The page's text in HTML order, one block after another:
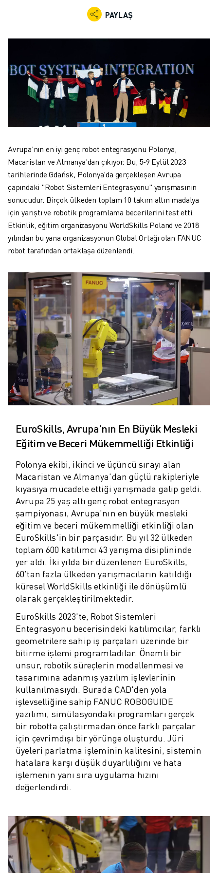
ROBOT YAZILIMI
SIMÜLASYON YAZILIMI
EĞITIM AMAÇLI ROBOTIK ÜRÜNLERI
ROBOT OTOMASYONU
ARC MATE SERISI
M-900 SERISI
DELTA ROBOTLAR
GIDA VE TEMIZ ODA ROBOTLARI
BOYA ROBOTLARI
PALETLEME ROBOTLARI
SCARA ROBOTLARI
KOMPAKT CNC İŞLEME MERKEZLERI
ROBODRILL BULUCU
ROBODRILL DONANIM
ROBODRILL YAZILIMI
ROBODRILL ÖNLEYICI BAKIM
ROBODRILL SÜRDÜRÜLEBILIRLIK
ROBODRILL ROBOT PAKETI
ROBODRILL EĞITIM PAKETI
ELEKTRIKLI PLASTIK ENJEKSIYON MAKINELERI
ROBOSHOT BULUCU
ROBOSHOT ELEKTRIKLI PLASTIK ENJEKSIYON MAKINELERI
ROBOSHOT DONANIM
ROBOSHOT YAZILIM
ROBOSHOT ROBOT PAKETI
ROBOSHOT ÖNLEYICI BAKIM
ROBOSHOT TOPLAM SAHIP OLMA MALIYETI
TEL EROZYON MAKINELERI
ROBOCUT TEL EROZYON MAKINELERI
ROBOCUT DONANIM
ROBOCUT YAZILIMI
ROBOCUT ÖNLEYICI BAKIM
ROBOCUT SÜRDÜRÜLEBILIRLIK
IIOT ÇÖZÜMLERI
AKILLI FABRIKA ÇÖZÜMLERI
ÜRETIM VERIMLILIĞINI ARTIRMAK IÇIN AKILLI FABRIKA ÇÖZÜMLERI
ÜRÜN KAYDI » FANUC PORTAL
VAKA ÇALIŞMALARI
ÇÖZÜMLER
ENDÜSTRILER
TÜM SEKTÖRLER
HAVACILIK
OTOMOTIV
ELEKTRIKLI ARAÇLAR
ELEKTRONIK
YIYECEK VE IÇECEK
MEDIKAL
PLASTIK
DEPOLAMA, LOJISTIK, SEVKIYAT
UYGULAMALAR
TÜM UYGULAMALAR
5 EKSEN IŞLEME
ARK KAYNAĞI
BIRLEŞTIRME
CNC FREZELEME
CNC TORNA
YÜKSEK HIZLI DELME VE KILAVUZ ÇEKME
ENJEKSIYON
MAKINE BESLEME
PAYLAŞ
Avrupa'nın en iyi genç robot entegrasyonu Polonya,
Macaristan ve Almanya'dan çıkıyor. Bu, 5-9 Eylül 2023
tarihlerinde Gdańsk, Polonya'da gerçekleşen Avrupa
çapındaki "Robot Sistemleri Entegrasyonu" yarışmasının
sonucudur. Birçok ülkeden toplam 10 takım altın madalya
için yarıştı ve robotik programlama becerilerini test etti.
Etkinlik, eğitim organizasyonu WorldSkills Poland ve 2018
yılından bu yana organizasyonun Global Ortağı olan FANUC
robot tarafından ortaklaşa düzenlendi.
EuroSkills, Avrupa'nın En Büyük Mesleki
Eğitim ve Beceri Mükemmelliği Etkinliği
Polonya ekibi, ikinci ve üçüncü sırayı alan
Macaristan ve Almanya'dan güçlü rakipleriyle
kıyasıya mücadele ettiği yarışmada galip geldi.
Avrupa 25 yaş altı genç robot entegrasyon
şampiyonası, Avrupa'nın en büyük mesleki
eğitim ve beceri mükemmelliği etkinliği olan
EuroSkills'in bir parçasıdır. Bu yıl 32 ülkeden
toplam 600 katılımcı 43 yarışma disiplininde
yer aldı. İki yılda bir düzenlenen EuroSkills,
60'tan fazla ülkeden yarışmacıların katıldığı
küresel WorldSkills etkinliği ile dönüşümlü
olarak gerçekleştirilmektedir.
EuroSkills 2023'te, Robot Sistemleri
Entegrasyonu becerisindeki katılımcılar, farklı
geometrilere sahip iş parçaları üzerinde bir
bitirme işlemi programladılar. Önemli bir
unsur, robotik süreçlerin modellenmesi ve
tasarımına adanmış yazılım işlevlerinin
kullanılmasıydı. Burada CAD'den yola
işlevselliğine sahip FANUC ROBOGUIDE
yazılımı, simülasyondaki programları gerçek
bir robotta çalıştırmadan önce farklı parçalar
için çevrimdışı bir yörünge oluşturdu. Jüri
üyeleri parlatma işleminin kalitesini, sistemin
hatalara karşı düşük duyarlılığını ve hata
işlemenin yanı sıra uygulama hızını
değerlendirdi.